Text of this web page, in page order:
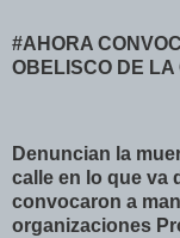
#AHORA
OBELISCO DE LA
Denuncian la
calle en lo que va
convocaron a
organizaciones